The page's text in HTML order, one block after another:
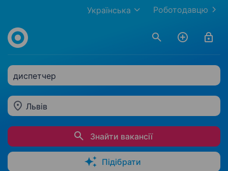
Роботодавцю
Українська
диспетчер
Львів
Знайти вакансії
Підібрати